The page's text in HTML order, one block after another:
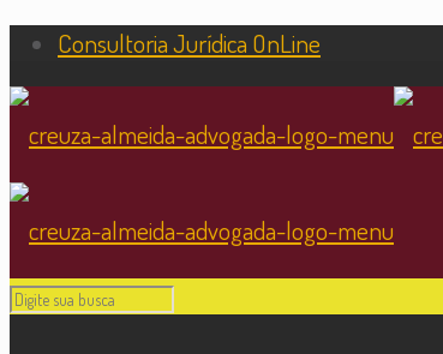
Consultoria Jurídica OnLine